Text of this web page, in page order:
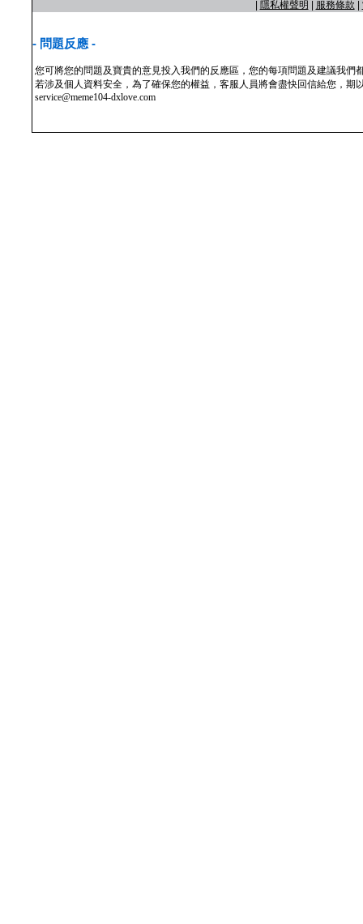
隱私權聲明 服務條款
- 問題反應 -
您可將您的問題及寶貴的意見投入我們的反應區，您的每項問題及建議我
若涉及個人資料安全，為了確保您的權益，客服人員將會盡快回信給您，
service@meme104-dxlove.com